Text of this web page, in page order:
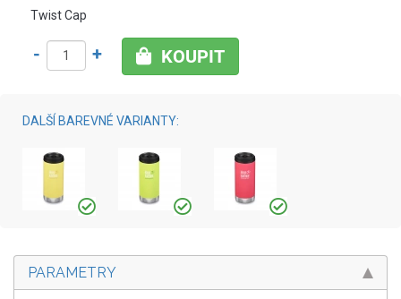
Twist Cap
- + KOUPIT
DALŠÍ BAREVNÉ VARIANTY:
PARAMETRY